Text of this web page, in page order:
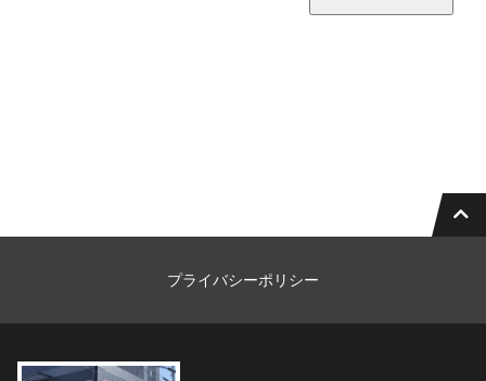
プライバシーポリシー